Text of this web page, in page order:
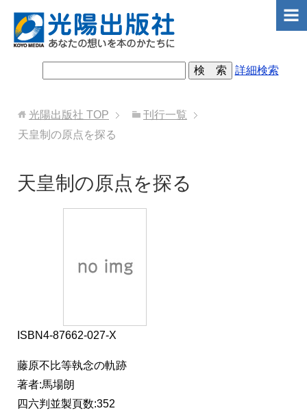
詳細検索
光陽出版社 TOP
刊行一覧
天皇制の原点を探る
天皇制の原点を探る
ISBN4-87662-027-X
藤原不比等執念の軌跡
著者:馬場朗
四六判並製頁数:352